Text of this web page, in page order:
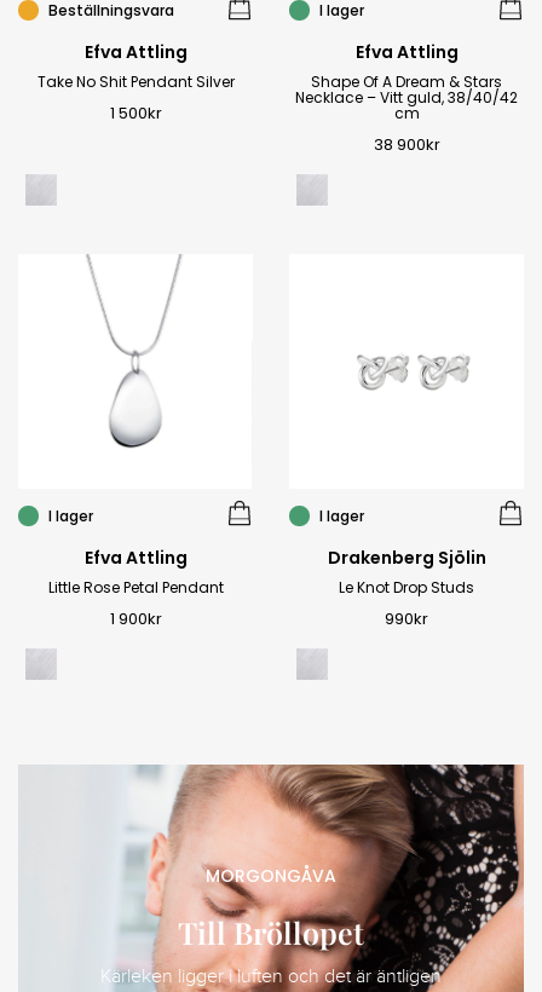
Beställningsvara
Efva Attling
Take No Shit Pendant Silver
1 500kr
I lager
Efva Attling
Shape Of A Dream & Stars
Necklace – Vitt guld, 38/40/42
cm
38 900kr
I lager
Efva Attling
Little Rose Petal Pendant
1 900kr
I lager
Drakenberg Sjölin
Le Knot Drop Studs
990kr
MORGONGÅVA
Till Bröllopet
Kärleken ligger i luften och det är äntligen